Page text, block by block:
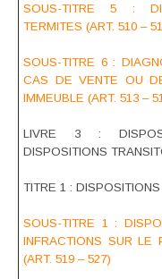
SOUS-TITRE 5 :
TERMITES (ART. 510 –
SOUS-TITRE 6 :
CAS DE VENTE OU
IMMEUBLE (ART. 513 –
LIVRE 3 :
DISPOSITIONS
TITRE 1 :
SOUS-TITRE 1 :
INFRACTIONS SUR LE
(ART. 519 – 527)